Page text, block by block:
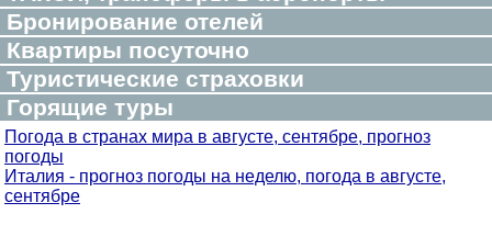
Бронирование отелей
Квартиры посуточно
Туристические страховки
Горящие туры
Погода в странах мира в августе, сентябре, прогноз
погоды
Италия - прогноз погоды на неделю, погода в августе,
сентябре